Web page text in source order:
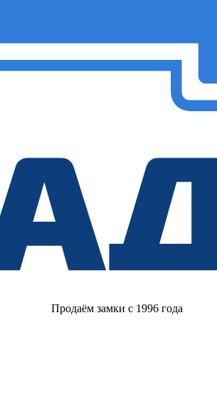
Продаём замки с 1996 года